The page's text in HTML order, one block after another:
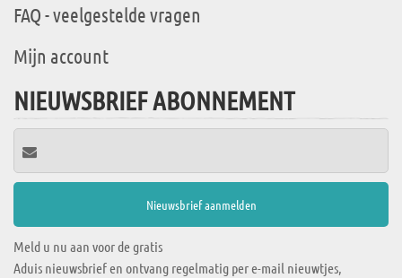
FAQ - veelgestelde vragen
Mijn account
NIEUWSBRIEF ABONNEMENT
Meld u nu aan voor de gratis
Aduis nieuwsbrief en ontvang regelmatig per e-mail nieuwtjes,